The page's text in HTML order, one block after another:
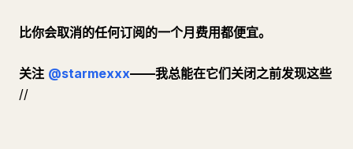
比你会取消的任何订阅的一个月费用都便宜。
关注 @starmexxx——我总能在它们关闭之前发现这些
//